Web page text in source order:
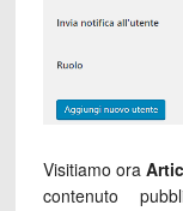
Visitiamo ora
contenuto